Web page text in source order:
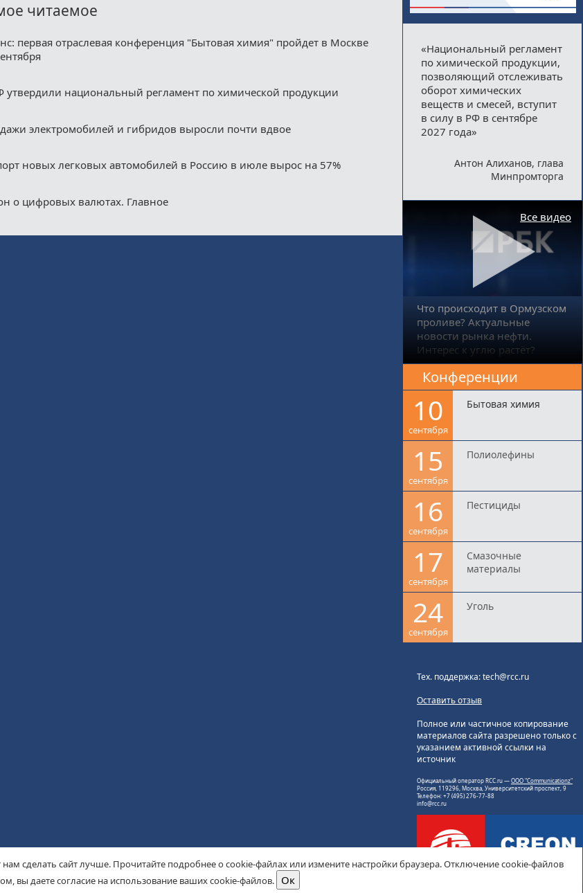
читаемое
первая отраслевая конференция "Бытовая химия" пройдет в Москве
утвердили национальный регламент по химической продукции
электромобилей и гибридов выросли почти вдвое
новых легковых автомобилей в Россию в июле вырос на 57%
о цифровых валютах. Главное
«Национальный регламент
по химической продукции,
позволяющий отслеживать
оборот химических
веществ и смесей, вступит
в силу в РФ в сентябре
2027 года»
Антон Алиханов, глава
Минпромторга
Что происходит в Ормузском
проливе? Актуальные
новости рынка нефти.
Интерес к углю растёт?
Все видео
Конференции
10
сентября
Бытовая химия
15
сентября
Полиолефины
16
сентября
Пестициды
17
сентября
Смазочные
материалы
24
сентября
Уголь
Тех. поддержка: tech@rcc.ru
Оставить отзыв
Полное или частичное копирование
материалов сайта разрешено только с
указанием активной ссылки на
источник
Официальный оператор RCC.ru —ООО "Communicationz"
Россия, 119296, Москва, Университетский проспект, 9
Телефон: +7 (495) 276-77-88
info@rcc.ru
сделать сайт лучше. Прочитайте подробнее о cookie-файлах или измените настройки браузера. Отключение cookie-файлов
вы даете согласие на использование ваших cookie-файлов.